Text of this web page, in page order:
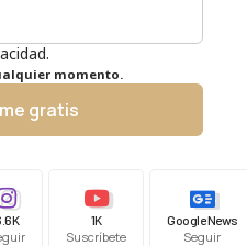
momento.
gratis
1K
Suscríbete
Google News
Seguir